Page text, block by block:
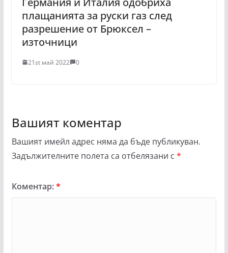
плащанията за руски газ след
разрешение от Брюксел –
източници
21st май 2022 0
Вашият коментар
Вашият имейл адрес няма да бъде публикуван.
Задължителните полета са отбелязани с *
Коментар:*